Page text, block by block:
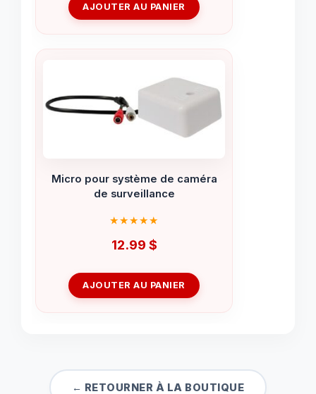
AJOUTER AU PANIER
Micro pour système de caméra
de surveillance
12.99 $
AJOUTER AU PANIER
← RETOURNER À LA BOUTIQUE